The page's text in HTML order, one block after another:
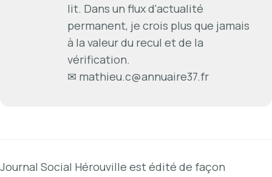
lit. Dans un flux d'actualité
permanent, je crois plus que jamais
à la valeur du recul et de la
vérification.
✉ mathieu.c@annuaire37.fr
Journal Social Hérouville est édité de façon